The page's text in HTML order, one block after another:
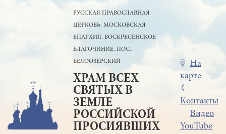
РУССКАЯ ПРАВОСЛАВНАЯ
ЦЕРКОВЬ. МОСКОВСКАЯ
ЕПАРХИЯ. ВОСКРЕСЕНСКОЕ
БЛАГОЧИНИЕ. ПОС.
БЕЛООЗЁРСКИЙ
ХРАМ ВСЕХ
СВЯТЫХ В
ЗЕМЛЕ
РОССИЙСКОЙ
ПРОСИЯВШИХ
Меню
в
шапке
На
карте
Контакты
Видео
YouTube